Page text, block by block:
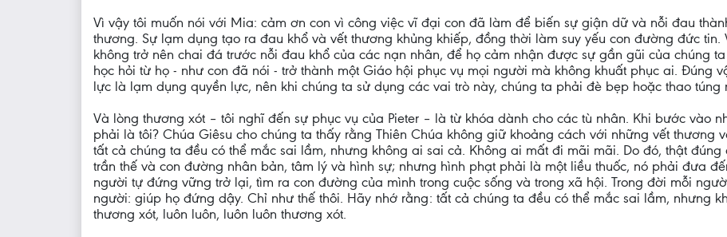
Vì vậy tôi muốn nói với Mia: cảm ơn con vì công việc vĩ đại con đã làm để biến sự giận dữ và nỗi đau
thương. Sự lạm dụng tạo ra đau khổ và vết thương khủng khiếp, đồng thời làm suy yếu con đường đức
không trở nên chai đá trước nỗi đau khổ của các nạn nhân, để họ cảm nhận được sự gần gũi của chúng
học hỏi từ họ - như con đã nói - trở thành một Giáo hội phục vụ mọi người mà không khuất phục ai. Đúng
lực là lạm dụng quyền lực, nên khi chúng ta sử dụng các vai trò này, chúng ta phải đè bẹp hoặc thao túng
Và lòng thương xót – tôi nghĩ đến sự phục vụ của Pieter – là từ khóa dành cho các tù nhân. Khi bước vào
phải là tôi? Chúa Giêsu cho chúng ta thấy rằng Thiên Chúa không giữ khoảng cách với những vết thương
tất cả chúng ta đều có thể mắc sai lầm, nhưng không ai sai cả. Không ai mất đi mãi mãi. Do đó, thật
trần thế và con đường nhân bản, tâm lý và hình sự; nhưng hình phạt phải là một liều thuốc, nó phải đưa
người tự đứng vững trở lại, tìm ra con đường của mình trong cuộc sống và trong xã hội. Trong đời mỗi
người: giúp họ đứng dậy. Chỉ như thế thôi. Hãy nhớ rằng: tất cả chúng ta đều có thể mắc sai lầm, nhưng
thương xót, luôn luôn, luôn luôn thương xót.